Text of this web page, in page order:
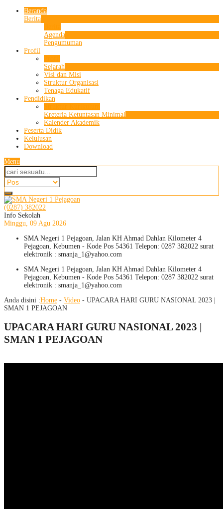
Beranda
Berita
Agenda
Pengumuman
Profil
Sejarah
Visi dan Misi
Struktur Organisasi
Tenaga Edukatif
Pendidikan
Kreteria Ketuntasan Minimal
Kalender Akademik
Peserta Didik
Kelulusan
Download
Menu
(0287) 382022
Info Sekolah
Minggu, 09 Agu 2026
SMA Negeri 1 Pejagoan, Jalan KH Ahmad Dahlan Kilometer 4
Pejagoan, Kebumen - Kode Pos 54361 Telepon: 0287 382022 surat
elektronik : smanja_1@yahoo.com
SMA Negeri 1 Pejagoan, Jalan KH Ahmad Dahlan Kilometer 4
Pejagoan, Kebumen - Kode Pos 54361 Telepon: 0287 382022 surat
elektronik : smanja_1@yahoo.com
Anda disini :Home - Video - UPACARA HARI GURU NASIONAL 2023 |
SMAN 1 PEJAGOAN
UPACARA HARI GURU NASIONAL 2023 |
SMAN 1 PEJAGOAN